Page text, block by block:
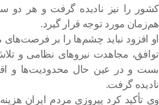
کشور را نیز نادیده گرفت و هر دو
هم‌زمان مورد توجه قرار گیرد.
او افزود نباید چشم‌ها را بر
توافق، مجاهدت نیروهای نظامی و
بست و در عین حال محدودیت‌ها و
نادیده گرفت.
وی تأکید کرد پیروزی مردم ایران